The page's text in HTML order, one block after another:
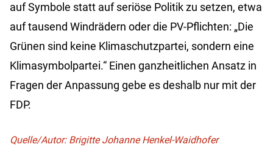
auf Symbole statt auf seriöse Politik zu setzen, etwa
auf tausend Windrädern oder die PV-Pflichten: „Die
Grünen sind keine Klimaschutzpartei, sondern eine
Klimasymbolpartei.“ Einen ganzheitlichen Ansatz in
Fragen der Anpassung gebe es deshalb nur mit der
FDP.
Quelle/Autor: Brigitte Johanne Henkel-Waidhofer